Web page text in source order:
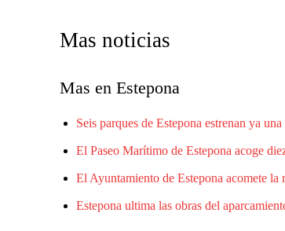
Mas noticias
Mas en Estepona
Seis parques de Estepona estrenan ya
El Paseo Marítimo de Estepona acoge
El Ayuntamiento de Estepona acomete
Estepona ultima las obras del